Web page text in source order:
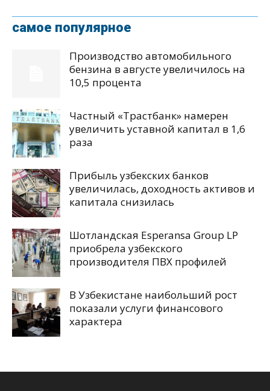
самое популярное
Производство автомобильного
бензина в августе увеличилось на
10,5 процента
Частный «Трастбанк» намерен
увеличить уставной капитал в 1,6
раза
Прибыль узбекских банков
увеличилась, доходность активов и
капитала снизилась
Шотландская Esperansa Group LP
приобрела узбекского
производителя ПВХ профилей
В Узбекистане наибольший рост
показали услуги финансового
характера